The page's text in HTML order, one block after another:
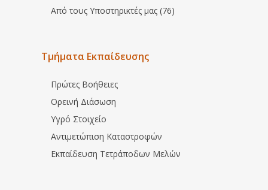
Από τους Υποστηρικτές μας (76)
Τμήματα Εκπαίδευσης
Πρώτες Βοήθειες
Ορεινή Διάσωση
Υγρό Στοιχείο
Αντιμετώπιση Καταστροφών
Εκπαίδευση Τετράποδων Μελών